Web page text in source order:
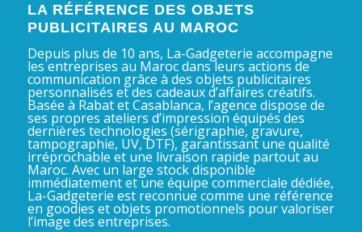
LA RÉFÉRENCE DES OBJETS
PUBLICITAIRES AU MAROC
Depuis plus de 10 ans, La-Gadgeterie accompagne
les entreprises au Maroc dans leurs actions de
communication grâce à des objets publicitaires
personnalisés et des cadeaux d’affaires créatifs.
Basée à Rabat et Casablanca, l’agence dispose de
ses propres ateliers d’impression équipés des
dernières technologies (sérigraphie, gravure,
tampographie, UV, DTF), garantissant une qualité
irréprochable et une livraison rapide partout au
Maroc. Avec un large stock disponible
immédiatement et une équipe commerciale dédiée,
La-Gadgeterie est reconnue comme une référence
en goodies et objets promotionnels pour valoriser
l’image des entreprises.